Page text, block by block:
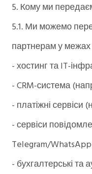
5. Кому ми
5.1. Ми можемо
партнерам у межах
- хостинг та IT-
- CRM-система
- платіжні сервіси
- сервіси
Telegram/
- бухгалтерські та